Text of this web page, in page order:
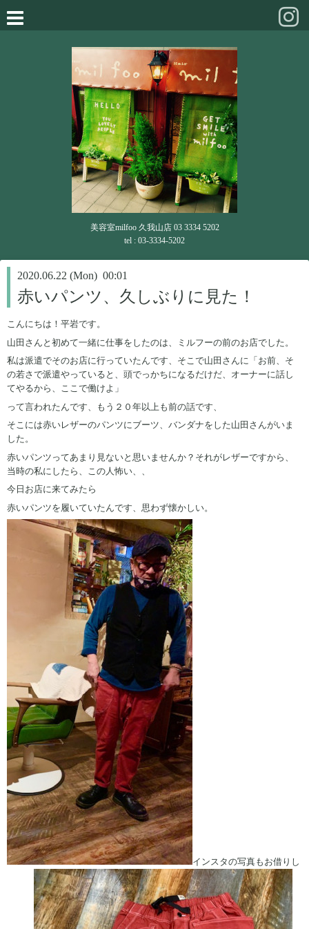
美容室milfoo 久我山店 03 3334 5202
tel : 03-3334-5202
2020.06.22 (Mon) 00:01
赤いパンツ、久しぶりに見た！
こんにちは！平岩です。
山田さんと初めて一緒に仕事をしたのは、ミルフーの前のお店でした。
私は派遣でそのお店に行っていたんです、そこで山田さんに「お前、そ
の若さで派遣やっていると、頭でっかちになるだけだ、オーナーに話し
てやるから、ここで働けよ」
って言われたんです、もう２０年以上も前の話です、
そこには赤いレザーのパンツにブーツ、バンダナをした山田さんがいま
した。
赤いパンツってあまり見ないと思いませんか？それがレザーですから、
当時の私にしたら、この人怖い、、
今日お店に来てみたら
赤いパンツを履いていたんです、思わず懐かしい。
インスタの写真もお借りし